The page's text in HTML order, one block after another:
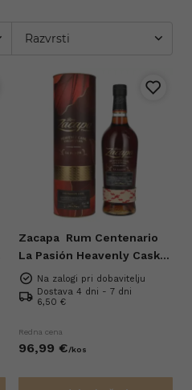
Razvrsti
Zacapa Rum Centenario
La Pasión Heavenly Cask
Collection 0,7l
Na zalogi pri dobavitelju
Dostava 4 dni - 7 dni
6,50 €
Redna cena
96,99 €/kos